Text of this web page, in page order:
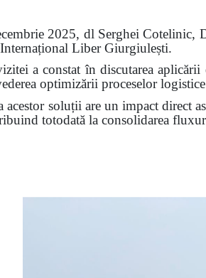
2025, dl Serghei Cotelinic,
Liber Giurgiulești.
a constat în discutarea
optimizării proceselor
acestor soluții are un impact direct
totodată la consolidarea